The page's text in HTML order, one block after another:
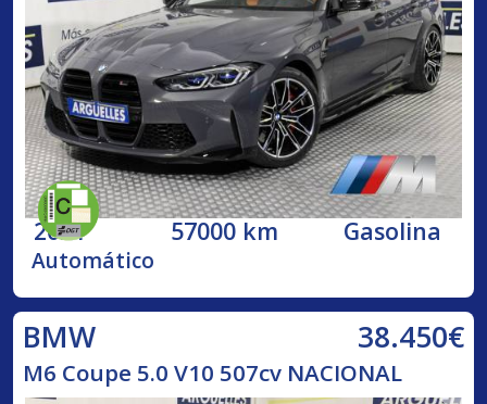
2021 57000 km Gasolina
Automático
BMW 38.450€
M6 Coupe 5.0 V10 507cv NACIONAL